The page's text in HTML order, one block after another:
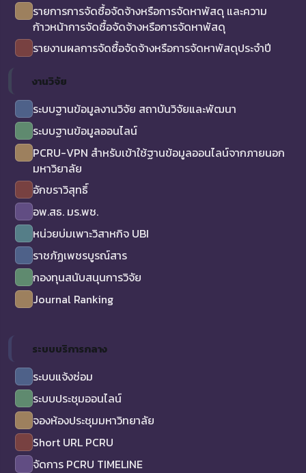
รายการการจัดซื้อจัดจ้างหรือการจัดหาพัสดุ และความ
ก้าวหน้าการจัดซื้อจัดจ้างหรือการจัดหาพัสดุ
รายงานผลการจัดซื้อจัดจ้างหรือการจัดหาพัสดุประจำปี
งานวิจัย
ระบบฐานข้อมูลงานวิจัย สถาบันวิจัยและพัฒนา
ระบบฐานข้อมูลออนไลน์
PCRU-VPN สำหรับเข้าใช้ฐานข้อมูลออนไลน์จากภายนอก
มหาวิยาลัย
อักขราวิสุทธิ์
อพ.สธ. มร.พช.
หน่วยบ่มเพาะวิสาหกิจ UBI
ราชภัฏเพชรบูรณ์สาร
กองทุนสนับสนุนการวิจัย
Journal Ranking
ระบบบริการกลาง
ระบบแจ้งซ่อม
ระบบประชุมออนไลน์
จองห้องประชุมมหาวิทยาลัย
Short URL PCRU
จัดการ PCRU TIMELINE